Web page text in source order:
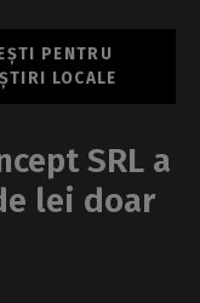
PENTRU
LOCALE
SRL a
lei doar